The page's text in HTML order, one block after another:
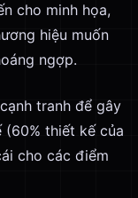
cho minh họa,
hiệu muốn
ngợp.
tranh để gây
(60% thiết kế của
cho các điểm